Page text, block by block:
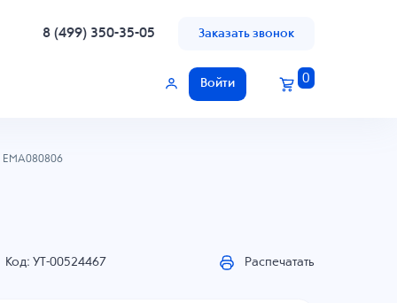
8 (499) 350-35-05 Заказать звонок
Войти 0
EMA080806
Код: УТ-00524467 Распечатать